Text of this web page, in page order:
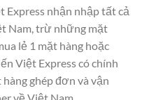
Express nhận nhập tất cả
Nam, trừ những mặt
lẻ 1 mặt hàng hoặc
Việt Express có chính
ghép đơn và vận